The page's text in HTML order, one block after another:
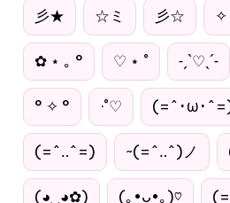
彡★ ☆ミ 彡☆ ✧
✿ ⋆ ｡ ° ♡ ⋆ ˚ ˗ˏˋ♡ˎˊ˗
° ✧ ° ·˚♡ (=^･ω･
(=^‥^=) ~(=^‥^)ノ
(◕‿◕✿) (｡•ᴗ•｡)♡